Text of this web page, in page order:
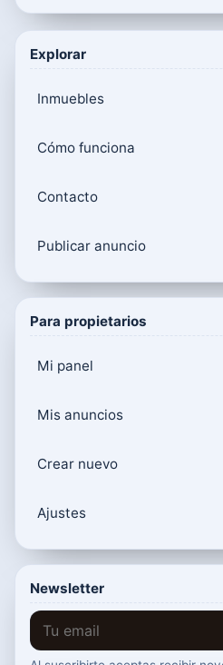
Explorar
Inmuebles
Cómo funciona
Contacto
Publicar anuncio
Para propietarios
Mi panel
Mis anuncios
Crear nuevo
Ajustes
Newsletter